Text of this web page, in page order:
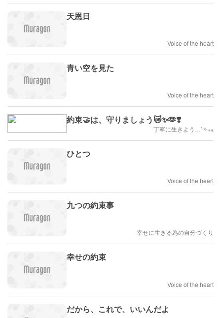
天恩日
Voice of the heart
青い空を見た
Voice of the heart
約束🤝は、守りましょう😿✨🫶❣️
丁寧に生きよう…˚✧₊⁎
ひとつ
Voice of the heart
九つの約束事
幸せに生きる為の自分づくり
幸せの約束
Voice of the heart
だから、これで、いいんだよ